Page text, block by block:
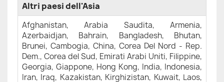
Altri paesi dell'Asia
Afghanistan, Arabia Saudita, Armenia,
Azerbaidjan, Bahrain, Bangladesh, Bhutan,
Brunei, Cambogia, China, Corea Del Nord - Rep.
Dem., Corea del Sud, Emirati Arabi Uniti, Filippine,
Georgia, Giappone, Hong Kong, India, Indonesia,
Iran, Iraq, Kazakistan, Kirghizistan, Kuwait, Laos,